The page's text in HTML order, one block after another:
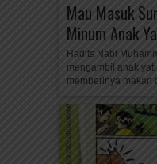
Mau Masuk
Minum Anak
Hadits Nabi
mengambil anak
memberinya makan